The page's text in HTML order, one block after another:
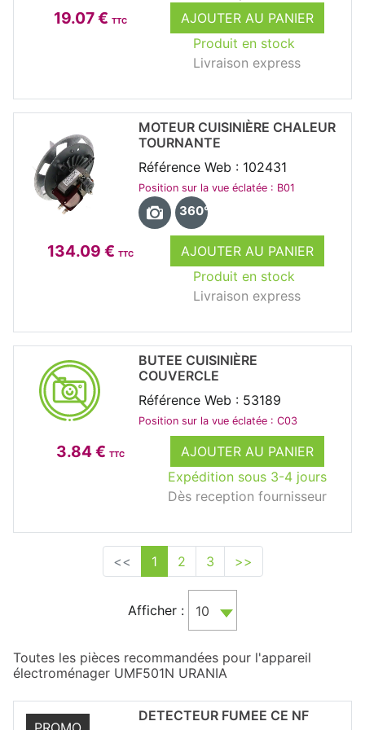
19.07 € TTC
AJOUTER AU PANIER
Produit en stock
Livraison express
134.09 € TTC
AJOUTER AU PANIER
Produit en stock
Livraison express
MOTEUR CUISINIÈRE CHALEUR
TOURNANTE
Référence Web : 102431
Position sur la vue éclatée : B01
360°
3.84 € TTC
AJOUTER AU PANIER
Expédition sous 3-4 jours
Dès reception fournisseur
BUTEE CUISINIÈRE
COUVERCLE
Référence Web : 53189
Position sur la vue éclatée : C03
<< 1 2 3 >>
Afficher : 10
Toutes les pièces recommandées pour l'appareil
électroménager UMF501N URANIA
DETECTEUR FUMEE CE NF